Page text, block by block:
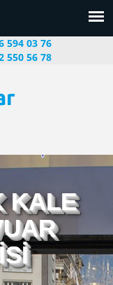
594 03 76
550 56 78
KALE